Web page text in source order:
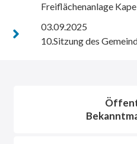
Freiflächenanlage
03.09.2025
10.Sitzung des